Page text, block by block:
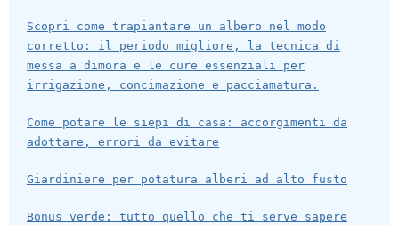
Scopri come trapiantare un albero nel modo
corretto: il periodo migliore, la tecnica di
messa a dimora e le cure essenziali per
irrigazione, concimazione e pacciamatura.
Come potare le siepi di casa: accorgimenti da
adottare, errori da evitare
Giardiniere per potatura alberi ad alto fusto
Bonus verde: tutto quello che ti serve sapere